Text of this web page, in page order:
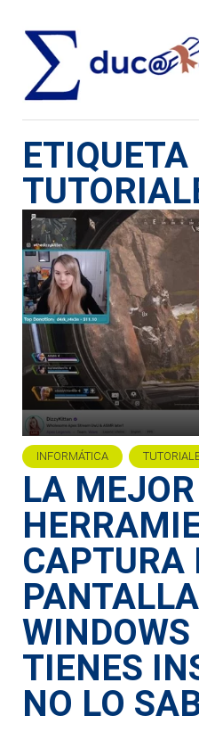
ETIQUETA
INFORMÁTICA
LA MEJOR
CAPTURA
TIENES
NO LO